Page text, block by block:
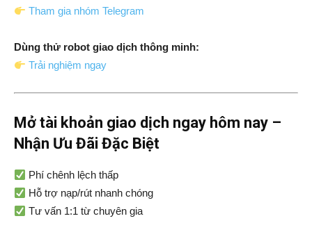
Tham gia nhóm Telegram
Dùng thử robot giao dịch thông minh:
Trải nghiệm ngay
Mở tài khoản giao dịch ngay hôm nay –
Nhận Ưu Đãi Đặc Biệt
Phí chênh lệch thấp
Hỗ trợ nạp/rút nhanh chóng
Tư vấn 1:1 từ chuyên gia